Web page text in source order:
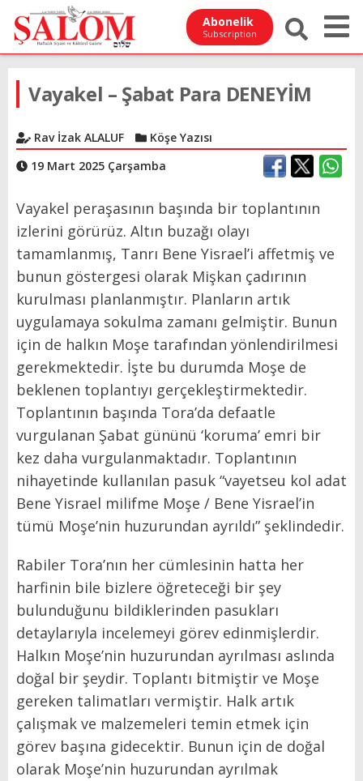
Abonelik
Subscription
Vayakel – Şabat Para DENEYİM
Rav İzak ALALUF
Köşe Yazısı
19 Mart 2025 Çarşamba
Vayakel peraşasının başında bir toplantının
izlerini görürüz. Altın buzağı olayı
tamamlanmış, Tanrı Bene Yisrael’i affetmiş ve
bunun göstergesi olarak Mişkan çadırının
kurulması planlanmıştır. Planların artık
uygulamaya sokulma zamanı gelmiştir. Bunun
için de halkın Moşe tarafından yönlendirilmesi
gerekmektedir. İşte bu durumda Moşe de
beklenen toplantıyı gerçekleştirmektedir.
Toplantının başında Tora’da defaatle
vurgulanan Şabat gününü ‘koruma’ emri bir
kez daha vurgulanmaktadır. Toplantının
nihayetinde kullanılan pasuk “vayetseu kol adat
Bene Yisrael milifme Moşe / Bene Yisrael’in
tümü Moşe’nin huzurundan ayrıldı” şeklindedir.
Rabiler Tora’nın her cümlesinin hatta her
harfinin bile bizlere öğreteceği bir şey
bulunduğunu bildiklerinden pasukları
detaylarıyla incelemeyi görev edinmişlerdir.
Halkın Moşe’nin huzurundan ayrılması aslında
doğal bir şeydir. Toplantı bitmiştir ve Moşe
gereken talimatları vermiştir. Halk artık
çalışmak ve malzemeleri temin etmek için
görev başına gidecektir. Bunun için de doğal
olarak Moşe’nin huzurundan ayrılmak